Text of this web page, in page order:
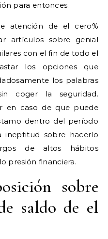
para entonces.
atención de el cero%
artículos sobre genial
con el fin de todo el
los opciones que
los palabras
coger la seguridad.
en caso de que puede
dentro del período
ineptitud sobre hacerlo
de altos hábitos
presión financiera.
sobre
saldo de el